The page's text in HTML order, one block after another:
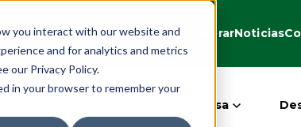
you interact with our website and
and for analytics and metrics
our Privacy Policy.
in your browser to remember your
InversionistasDónde ComprarNoticias
Somos Masisa